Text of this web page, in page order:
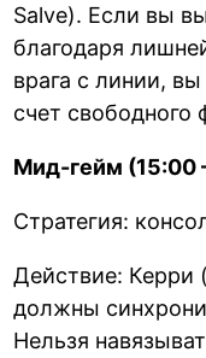
Salve). Если вы
благодаря
врага с линии,
счет свободного
Мид-гейм (15:00
Стратегия:
Действие: Керри
должны
Нельзя